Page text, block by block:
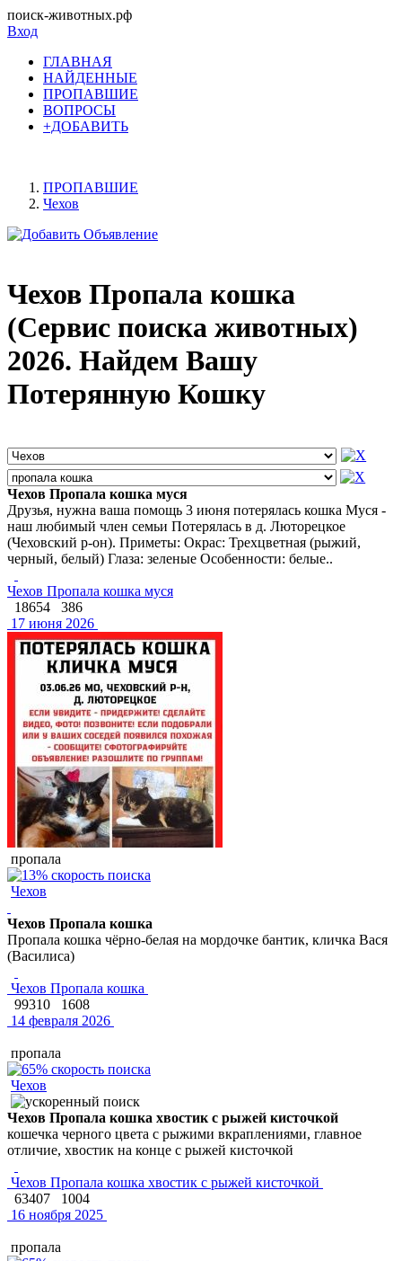
поиск-животных.рф
Вход
ГЛАВНАЯ
НАЙДЕННЫЕ
ПРОПАВШИЕ
ВОПРОСЫ
+ДОБАВИТЬ
ПРОПАВШИЕ
Чехов
Чехов Пропала кошка
(Сервис поиска животных)
2026. Найдем Вашу
Потерянную Кошку
Чехов Пропала кошка муся
Друзья, нужна ваша помощь 3 июня потерялась кошка Муся -
наш любимый член семьи Потерялась в д. Люторецкое
(Чеховский р-он). Приметы: Окрас: Трехцветная (рыжий,
черный, белый) Глаза: зеленые Особенности: белые..
Чехов Пропала кошка муся
18654
386
17 июня 2026
пропала
Чехов
Чехов Пропала кошка
Пропала кошка чёрно-белая на мордочке бантик, кличка Вася
(Василиса)
Чехов Пропала кошка
99310
1608
14 февраля 2026
пропала
Чехов
Чехов Пропала кошка хвостик с рыжей кисточкой
кошечка черного цвета с рыжими вкраплениями, главное
отличие, хвостик на конце с рыжей кисточкой
Чехов Пропала кошка хвостик с рыжей кисточкой
63407
1004
16 ноября 2025
пропала